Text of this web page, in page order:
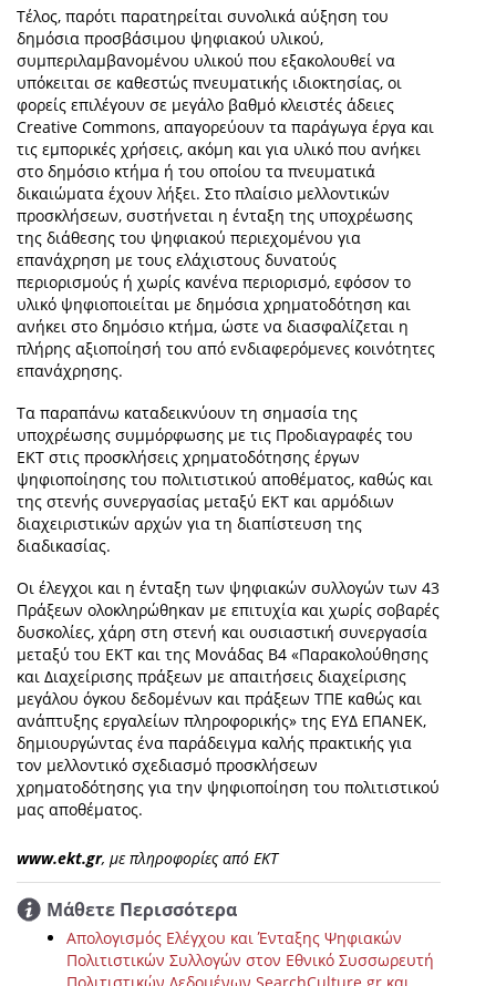
Τέλος, παρότι παρατηρείται συνολικά αύξηση του
δημόσια προσβάσιμου ψηφιακού υλικού,
συμπεριλαμβανομένου υλικού που εξακολουθεί να
υπόκειται σε καθεστώς πνευματικής ιδιοκτησίας, οι
φορείς επιλέγουν σε μεγάλο βαθμό κλειστές άδειες
Creative Commons, απαγορεύουν τα παράγωγα έργα και
τις εμπορικές χρήσεις, ακόμη και για υλικό που ανήκει
στο δημόσιο κτήμα ή του οποίου τα πνευματικά
δικαιώματα έχουν λήξει. Στο πλαίσιο μελλοντικών
προσκλήσεων, συστήνεται η ένταξη της υποχρέωσης
της διάθεσης του ψηφιακού περιεχομένου για
επανάχρηση με τους ελάχιστους δυνατούς
περιορισμούς ή χωρίς κανένα περιορισμό, εφόσον το
υλικό ψηφιοποιείται με δημόσια χρηματοδότηση και
ανήκει στο δημόσιο κτήμα, ώστε να διασφαλίζεται η
πλήρης αξιοποίησή του από ενδιαφερόμενες κοινότητες
επανάχρησης.
Τα παραπάνω καταδεικνύουν τη σημασία της
υποχρέωσης συμμόρφωσης με τις Προδιαγραφές του
ΕΚΤ στις προσκλήσεις χρηματοδότησης έργων
ψηφιοποίησης του πολιτιστικού αποθέματος, καθώς και
της στενής συνεργασίας μεταξύ ΕΚΤ και αρμόδιων
διαχειριστικών αρχών για τη διαπίστευση της
διαδικασίας.
Οι έλεγχοι και η ένταξη των ψηφιακών συλλογών των 43
Πράξεων ολοκληρώθηκαν με επιτυχία και χωρίς σοβαρές
δυσκολίες, χάρη στη στενή και ουσιαστική συνεργασία
μεταξύ του ΕΚΤ και της Μονάδας Β4 «Παρακολούθησης
και Διαχείρισης πράξεων με απαιτήσεις διαχείρισης
μεγάλου όγκου δεδομένων και πράξεων ΤΠΕ καθώς και
ανάπτυξης εργαλείων πληροφορικής» της ΕΥΔ ΕΠΑΝΕΚ,
δημιουργώντας ένα παράδειγμα καλής πρακτικής για
τον μελλοντικό σχεδιασμό προσκλήσεων
χρηματοδότησης για την ψηφιοποίηση του πολιτιστικού
μας αποθέματος.
www.ekt.gr, με πληροφορίες από ΕΚΤ
Μάθετε Περισσότερα
Απολογισμός Ελέγχου και Ένταξης Ψηφιακών
Πολιτιστικών Συλλογών στον Εθνικό Συσσωρευτή